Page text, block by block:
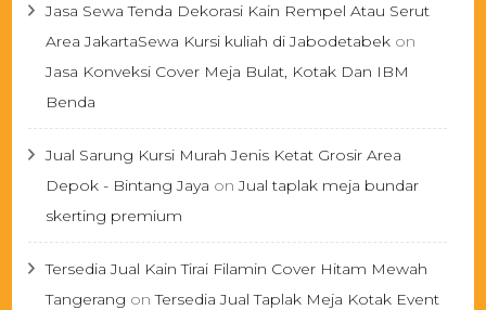
Jasa Sewa Tenda Dekorasi Kain Rempel Atau Serut
Area JakartaSewa Kursi kuliah di Jabodetabek on
Jasa Konveksi Cover Meja Bulat, Kotak Dan IBM
Benda
Jual Sarung Kursi Murah Jenis Ketat Grosir Area
Depok - Bintang Jaya onJual taplak meja bundar
skerting premium
Tersedia Jual Kain Tirai Filamin Cover Hitam Mewah
Tangerang onTersedia Jual Taplak Meja Kotak Event